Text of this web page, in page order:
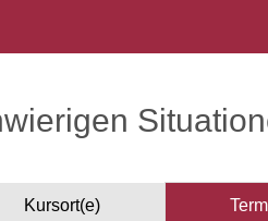
Kursort(e)